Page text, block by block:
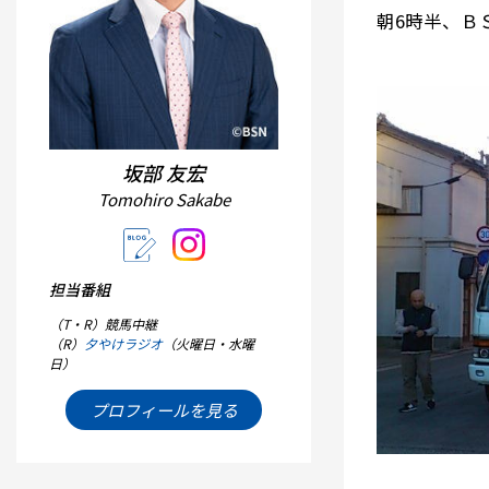
坂部 友宏
Tomohiro Sakabe
担当番組
（T・R）競馬中継
（R） 夕やけラジオ（火曜日・水曜
日）
プロフィールを見る
朝6時半、Ｂ